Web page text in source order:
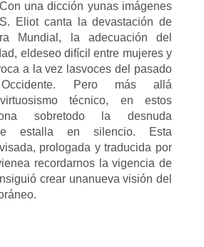
una dicción yunas imágenes
Eliot canta la devastación de
Mundial, la adecuación del
eldeseo difícil entre mujeres y
a la vez lasvoces del pasado
Pero más allá
técnico, en estos
sobretodo la desnuda
estalla en silencio. Esta
prologada y traducida por
recordarnos la vigencia de
crear unanueva visión del